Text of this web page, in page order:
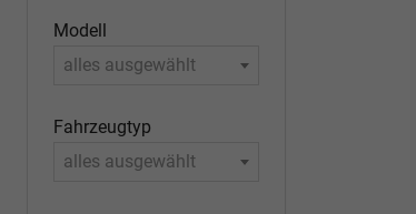
Modell
alles ausgewählt
Fahrzeugtyp
alles ausgewählt